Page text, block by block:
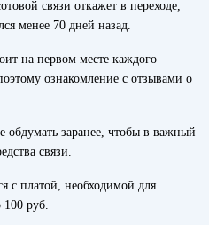
связи откажет в переходе,
менее 70 дней назад.
на первом месте каждого
ознакомление с отзывами о
обдумать заранее, чтобы в важный
связи.
с платой, необходимой для
руб.